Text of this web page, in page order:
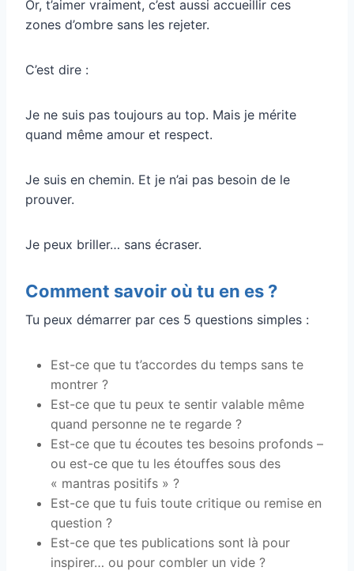
Or, t’aimer vraiment, c’est aussi accueillir ces
zones d’ombre sans les rejeter.
C’est dire :
Je ne suis pas toujours au top. Mais je mérite
quand même amour et respect.
Je suis en chemin. Et je n’ai pas besoin de le
prouver.
Je peux briller… sans écraser.
Comment savoir où tu en es ?
Tu peux démarrer par ces 5 questions simples :
Est-ce que tu t’accordes du temps sans te
montrer ?
Est-ce que tu peux te sentir valable même
quand personne ne te regarde ?
Est-ce que tu écoutes tes besoins profonds –
ou est-ce que tu les étouffes sous des
« mantras positifs » ?
Est-ce que tu fuis toute critique ou remise en
question ?
Est-ce que tes publications sont là pour
inspirer… ou pour combler un vide ?